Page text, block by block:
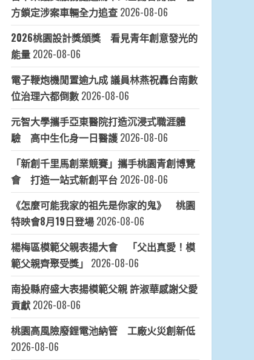
方鎖定涉案車輛全力追查 2026-08-06
2026桃園設計獎頒獎 看見青年創意發光的
能量 2026-08-06
電子鞭炮機閒置逾九成 議員林燕祝轟台南數
位治理六都倒數 2026-08-06
元智大學攜手亞東醫院打造沉浸式職涯體
驗 高中生化身一日醫護 2026-08-06
「新創千里馬創業競賽」攜手桃園青創博覽
會 打造一站式新創平台 2026-08-06
《怎麼可能我家的祖先是你家的鬼》 桃園
特映會8月19日登場 2026-08-06
楊梅區模範父親表揚大會 「父出真愛！模
範父親齊聚受獎」 2026-08-06
南投縣府盛大表揚模範父親 許淑華感謝父愛
貢獻 2026-08-06
桃園高風險廢鋰電池納管 工廠火災創新低
2026-08-06